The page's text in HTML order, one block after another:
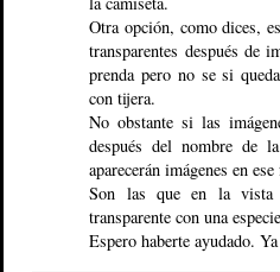
Otra opción, como dices,
transparentes después de
prenda pero no se si
con tijera.
No obstante si las
después del nombre de
aparecerán imágenes en
Son las que en la vista
transparente con una
Espero haberte ayudado.